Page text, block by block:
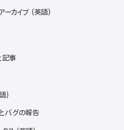
ーカイブ
記事
バグの報告